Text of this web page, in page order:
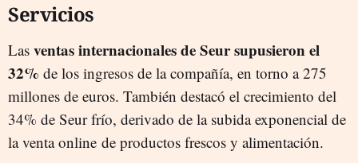
Servicios
Las ventas internacionales de Seur supusieron el
32% de los ingresos de la compañía, en torno a 275
millones de euros. También destacó el crecimiento del
34% de Seur frío, derivado de la subida exponencial de
la venta online de productos frescos y alimentación.